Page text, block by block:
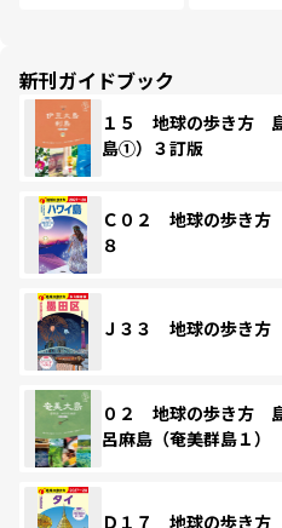
新刊ガイドブック
１５ 地球の歩き方
島①）３訂版
Ｃ０２ 地球の歩き
８
Ｊ３３ 地球の歩き
０２ 地球の歩き方
呂麻島（奄美群島１
Ｄ１７ 地球の歩き